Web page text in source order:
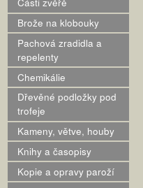
Části zvěřě
Brože na klobouky
Pachová zradidla a
repelenty
Chemikálie
Dřevěné podložky pod
trofeje
Kameny, větve, houby
Knihy a časopisy
Kopie a opravy paroží